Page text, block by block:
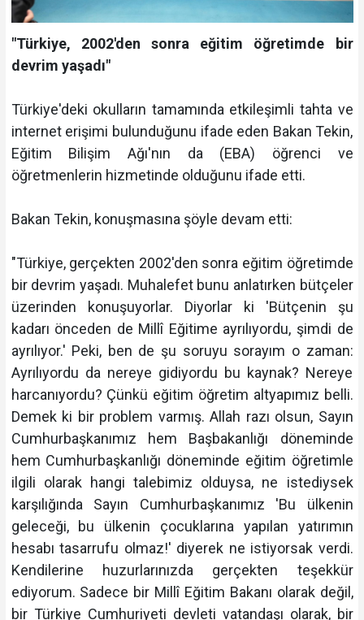
"Türkiye, 2002'den sonra eğitim öğretimde bir
devrim yaşadı"
Türkiye'deki okulların tamamında etkileşimli tahta ve
internet erişimi bulunduğunu ifade eden Bakan Tekin,
Eğitim Bilişim Ağı'nın da (EBA) öğrenci ve
öğretmenlerin hizmetinde olduğunu ifade etti.
Bakan Tekin, konuşmasına şöyle devam etti:
"Türkiye, gerçekten 2002'den sonra eğitim öğretimde
bir devrim yaşadı. Muhalefet bunu anlatırken bütçeler
üzerinden konuşuyorlar. Diyorlar ki 'Bütçenin şu
kadarı önceden de Millî Eğitime ayrılıyordu, şimdi de
ayrılıyor.' Peki, ben de şu soruyu sorayım o zaman:
Ayrılıyordu da nereye gidiyordu bu kaynak? Nereye
harcanıyordu? Çünkü eğitim öğretim altyapımız belli.
Demek ki bir problem varmış. Allah razı olsun, Sayın
Cumhurbaşkanımız hem Başbakanlığı döneminde
hem Cumhurbaşkanlığı döneminde eğitim öğretimle
ilgili olarak hangi talebimiz olduysa, ne istediysek
karşılığında Sayın Cumhurbaşkanımız 'Bu ülkenin
geleceği, bu ülkenin çocuklarına yapılan yatırımın
hesabı tasarrufu olmaz!' diyerek ne istiyorsak verdi.
Kendilerine huzurlarınızda gerçekten teşekkür
ediyorum. Sadece bir Millî Eğitim Bakanı olarak değil,
bir Türkiye Cumhuriyeti devleti vatandaşı olarak, bir